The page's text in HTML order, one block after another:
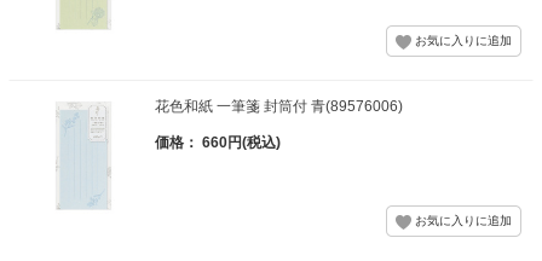
花色和紙 一筆箋 封筒付 青(89576006)
価格： 660円(税込)